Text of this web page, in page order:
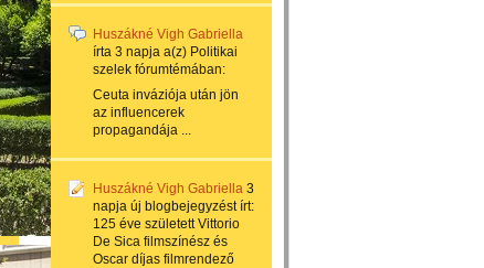
Huszákné Vigh Gabriella
írta 3 napja a(z) Politikai
szelek fórumtémában:
Ceuta inváziója után jön
az influencerek
propagandája ...
Huszákné Vigh Gabriella 3
napja új blogbejegyzést írt:
125 éve született Vittorio
De Sica filmszínész és
Oscar díjas filmrendező